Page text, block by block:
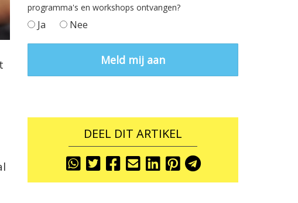
programma's en workshops ontvangen?
Ja Nee
DEEL DIT ARTIKEL
Share
Share
Share
Share
Share ShareShare